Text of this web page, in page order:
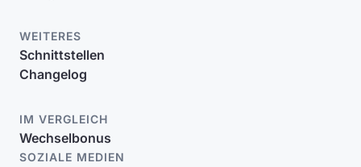
WEITERES
Schnittstellen
Changelog
IM VERGLEICH
Wechselbonus
SOZIALE MEDIEN